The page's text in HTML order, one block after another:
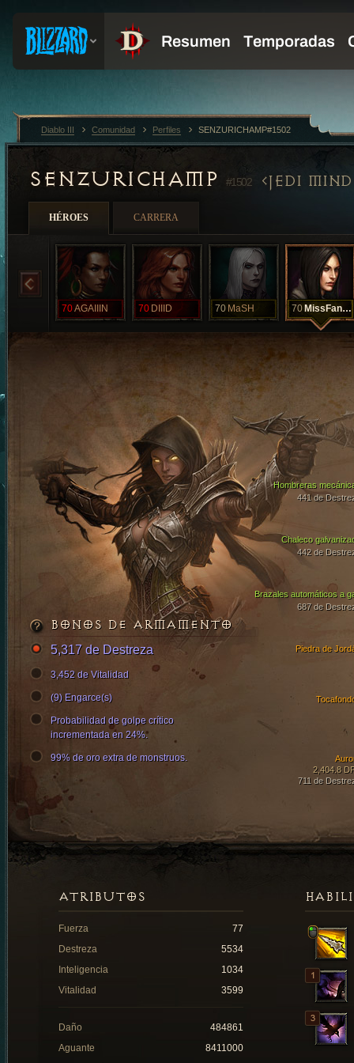
SENZURICHAMP #1502 JEDI
HÉROES CARRERA
70AGAIIIN 70 DIIID 70 MaSH 70 MissFancy
Chaleco
442 de
Brazales automáticos a
687 de
Hombreras
441 de
2,404.8
711 de
Piedra de
BONOS DE ARMAMENTO
5,317 de Destreza
3,452 de Vitalidad
(9) Engarce(s)
Probabilidad de golpe crítico
incrementada en 24%.
99% de oro extra de monstruos.
ATRIBUTOS
Fuerza
77
Destreza
5534
Inteligencia
1034
Vitalidad
3599
Daño
484861
Aguante
8411000
Diablo III Comunidad Perfiles SENZURICHAMP#1502